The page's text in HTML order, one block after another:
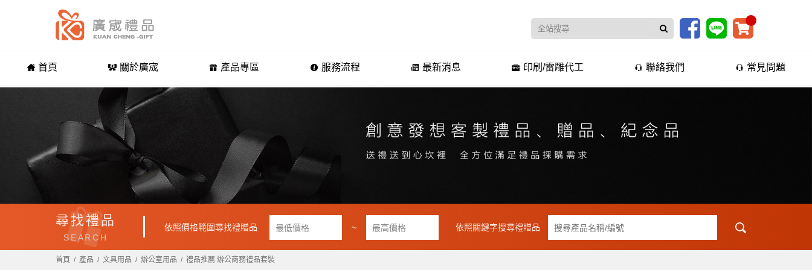
首頁 關於廣宬 產品專區 服務流程 最新消息 印刷/雷雕代工 聯絡我們 常見問題
尋找禮品
SEARCH
依照價格範圍尋找禮贈品 ~ 依照關鍵字搜尋禮贈品
首頁 產品 文具用品 辦公室用品 禮品推薦 辦公商務禮品套裝